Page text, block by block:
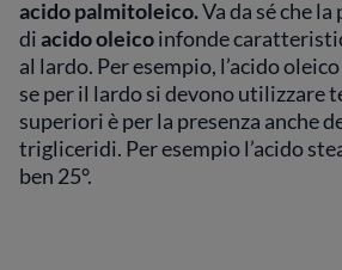
acido palmitoleico.Va da sé che
diacido oleicoinfonde
al lardo. Per esempio, l’acido
se per il lardo si devono utilizzare
superiori è per la presenza anche
trigliceridi. Per esempio l’acido
ben 25°.